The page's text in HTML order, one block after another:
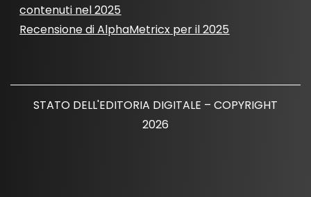
contenuti nel 2025
Recensione di AlphaMetricx per il 2025
STATO DELL'EDITORIA DIGITALE – COPYRIGHT
2026